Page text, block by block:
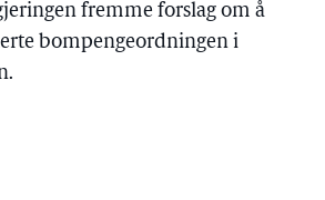
fremme forslag om å
bompengeordningen i